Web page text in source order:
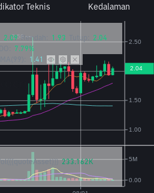
Teknis Kedalaman
2.09 Rendah: 1.93 Tutup:
2.04
7.79%
1.41
233.162K